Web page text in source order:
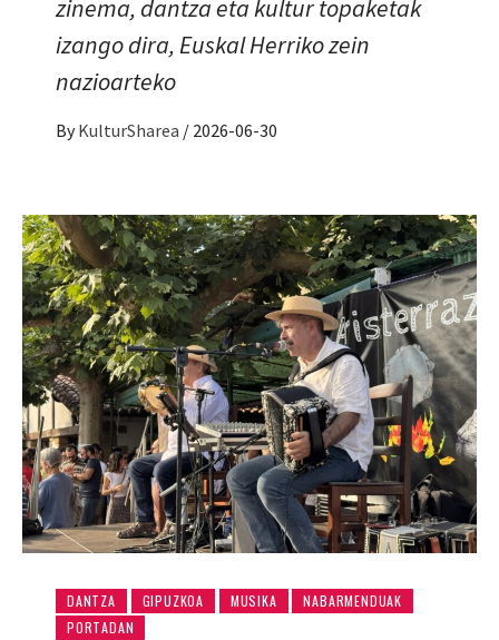
zinema, dantza eta kultur topaketak
izango dira, Euskal Herriko zein
nazioarteko
By KulturSharea / 2026-06-30
DANTZA GIPUZKOA MUSIKA
NABARMENDUAK
PORTADAN